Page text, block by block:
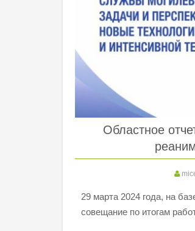
Областное
29 марта 2024 года, на
совещание по итогам